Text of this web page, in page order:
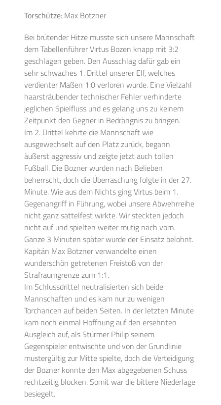
Torschütze: Max Botzner
Bei brütender Hitze musste sich unsere Mannschaft
dem Tabellenführer Virtus Bozen knapp mit 3:2
geschlagen geben. Den Ausschlag dafür gab ein
sehr schwaches 1. Drittel unserer Elf, welches
verdienter Maßen 1:0 verloren wurde. Eine Vielzahl
haarsträubender technischer Fehler verhinderte
jeglichen Spielfluss und es gelang uns zu keinem
Zeitpunkt den Gegner in Bedrängnis zu bringen.
Im 2. Drittel kehrte die Mannschaft wie
ausgewechselt auf den Platz zurück, begann
äußerst aggressiv und zeigte jetzt auch tollen
Fußball. Die Bozner wurden nach Belieben
beherrscht, doch die Überraschung folgte in der 27.
Minute. Wie aus dem Nichts ging Virtus beim 1.
Gegenangriff in Führung, wobei unsere Abwehrreihe
nicht ganz sattelfest wirkte. Wir steckten jedoch
nicht auf und spielten weiter mutig nach vorn.
Ganze 3 Minuten später wurde der Einsatz belohnt.
Kapitän Max Botzner verwandelte einen
wunderschön getretenen Freistoß von der
Strafraumgrenze zum 1:1.
Im Schlussdrittel neutralisierten sich beide
Mannschaften und es kam nur zu wenigen
Torchancen auf beiden Seiten. In der letzten Minute
kam noch einmal Hoffnung auf den ersehnten
Ausgleich auf, als Stürmer Philip seinem
Gegenspieler entwischte und von der Grundlinie
mustergültig zur Mitte spielte, doch die Verteidigung
der Bozner konnte den Max abgegebenen Schuss
rechtzeitig blocken. Somit war die bittere Niederlage
besiegelt.